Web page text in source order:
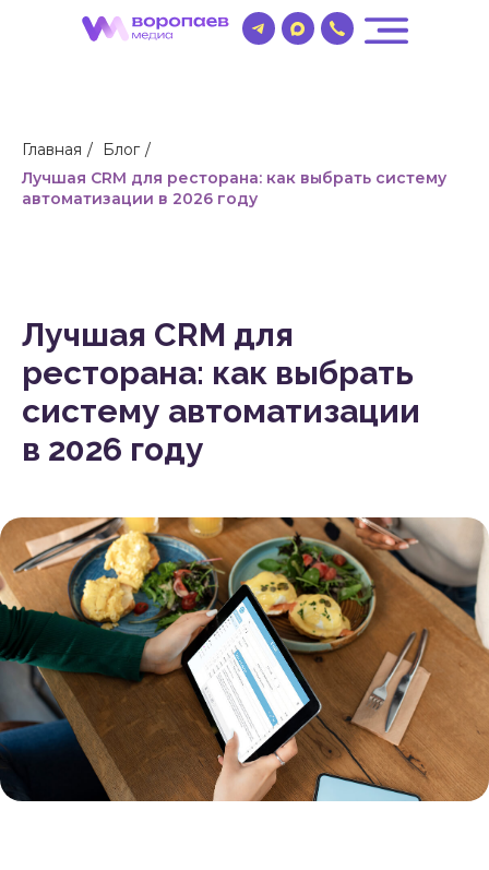
Главная / Блог /
Лучшая CRM для ресторана: как выбрать систему
автоматизации в 2026 году
Лучшая CRM для
ресторана: как выбрать
систему автоматизации
в 2026 году